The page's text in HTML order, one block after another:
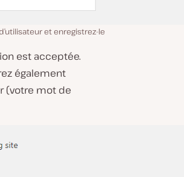
et enregistrez-le
est acceptée.
également
(votre mot de